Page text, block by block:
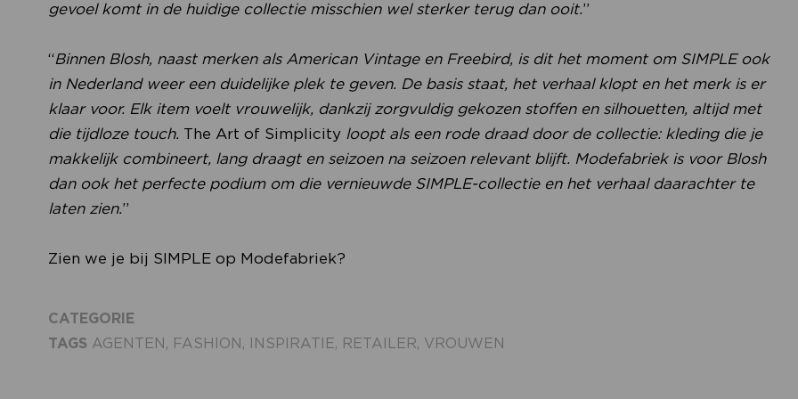
gevoel komt in de huidige collectie misschien wel sterker terug dan ooit.”
“Binnen Blosh, naast merken als American Vintage en Freebird, is dit het moment om SIMPLE ook
in Nederland weer een duidelijke plek te geven. De basis staat, het verhaal klopt en het merk is er
klaar voor. Elk item voelt vrouwelijk, dankzij zorgvuldig gekozen stoffen en silhouetten, altijd met
die tijdloze touch. The Art of Simplicityloopt als een rode draad door de collectie: kleding die je
makkelijk combineert, lang draagt en seizoen na seizoen relevant blijft. Modefabriek is voor Blosh
dan ook het perfecte podium om die vernieuwde SIMPLE-collectie en het verhaal daarachter te
laten zien.”
Zien we je bij SIMPLE op Modefabriek?
CATEGORIE
TAGS AGENTEN , FASHION , INSPIRATIE, RETAILER, VROUWEN